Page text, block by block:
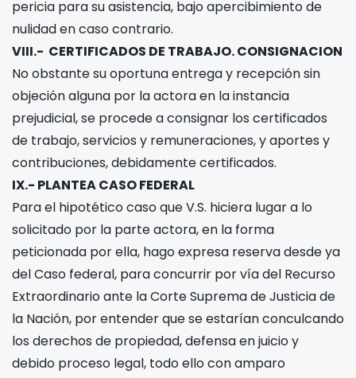
pericia para su asistencia, bajo apercibimiento de
nulidad en caso contrario.
VIII.- CERTIFICADOS DE TRABAJO. CONSIGNACION
No obstante su oportuna entrega y recepción sin
objeción alguna por la actora en la instancia
prejudicial, se procede a consignar los certificados
de trabajo, servicios y remuneraciones, y aportes y
contribuciones, debidamente certificados.
IX.- PLANTEA CASO FEDERAL
Para el hipotético caso que V.S. hiciera lugar a lo
solicitado por la parte actora, en la forma
peticionada por ella, hago expresa reserva desde ya
del Caso federal, para concurrir por vía del Recurso
Extraordinario ante la Corte Suprema de Justicia de
la Nación, por entender que se estarían conculcando
los derechos de propiedad, defensa en juicio y
debido proceso legal, todo ello con amparo